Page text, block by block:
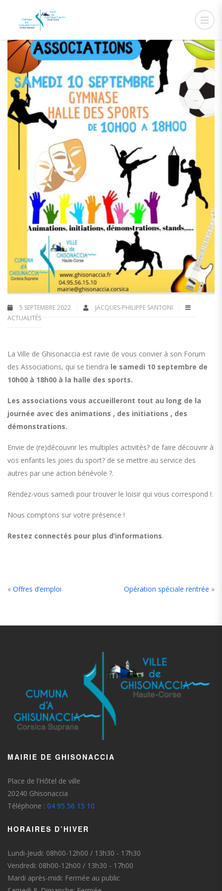
5 SEPTEMBRE 2022
JACQUES-PHILIPPE SANTONI
ACTUALITÉS
La Ville de Ghisonaccia est ravie de vous convier à son Forum
des Associations, qui se tiendra le samedi 10 septembre de
10h00 à 18h00 à la halle des sports.
Les associations vous accueilleront tout au long de la
journée avec des animations , des initiations , des
démonstrations.
Envie de (re)découvrir les multiples activités? de faire découvrir à
vos enfants les joies du sport? de se mettre au service des
autres par une action bénévole ?.
Rendez-vous samedi pour trouver le loisir qui vous correspond !.
Nous comptons sur votre présence !
Restez connectés pour plus d’informations.
« Offres d’emploi Opération spéciale rentrée »
MAIRIE DE GHISONACCIA
Place de l’Hôtel de ville
20240 Ghisonaccia
Téléphone : 04 95 56 15 10
HORAIRES D’HIVER
Lundi-Jeudi: 08h00-12h00 / 13h30 - 17h30
Vendredi: 08h00-12h00 / 13h30 - 17h00
Mardi après-midi: Fermée au public